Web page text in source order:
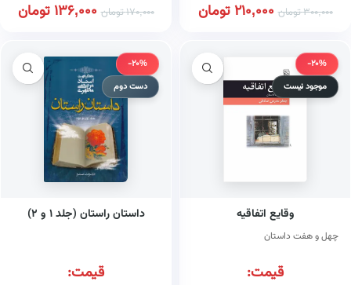
300,000تومان 210,000تومان 170,000تومان 136,000تومان
-20%
موجود نیست
وقایع اتفاقیه
چهل و هفت داستان
قیمت:
-20%
دست دوم
داستان راستان (جلد ۱ و ۲)
قیمت: